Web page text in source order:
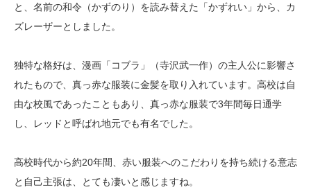
と、名前の和令（かずのり）を読み替えた「かずれい」から、カ
ズレーザーとしました。
独特な格好は、漫画「コブラ」（寺沢武一作）の主人公に影響さ
れたもので、真っ赤な服装に金髪を取り入れています。高校は自
由な校風であったこともあり、真っ赤な服装で3年間毎日通学
し、レッドと呼ばれ地元でも有名でした。
高校時代から約20年間、赤い服装へのこだわりを持ち続ける意志
と自己主張は、とても凄いと感じますね。